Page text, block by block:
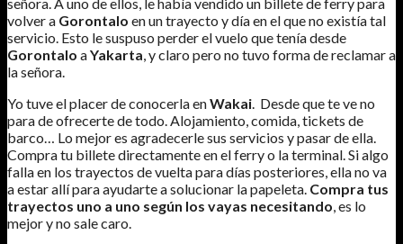
volver a Gorontalo en un trayecto y día en el que no existía tal
servicio. Esto le suspuso perder el vuelo que tenía desde
Gorontalo aYakarta , y claro pero no tuvo forma de reclamar a
la señora.
Yo tuve el placer de conocerla enWakai . Desde que te ve no
para de ofrecerte de todo. Alojamiento, comida, tickets de
barco… Lo mejor es agradecerle sus servicios y pasar de ella.
Compra tu billete directamente en el ferry o la terminal. Si algo
falla en los trayectos de vuelta para días posteriores, ella no va
a estar allí para ayudarte a solucionar la papeleta. Compra tus
trayectos uno a uno según los vayas necesitando , es lo
mejor y no sale caro.